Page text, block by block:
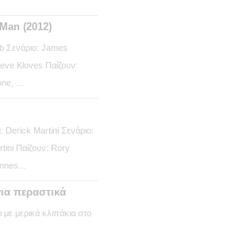
(2012)
Σενάριο: James
Kloves Παίζουν:
...
Derick Martini Σενάριο:
Παίζουν: Rory
περαστικά
μερικά κλιπάκια στο